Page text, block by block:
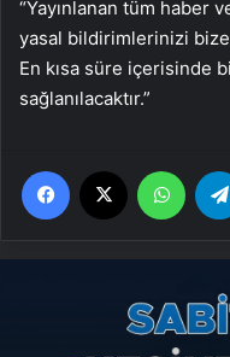
“Yayınlanan tüm haber
yasal bildirimlerinizi
En kısa süre içerisinde
sağlanılacaktır.”
Facebook